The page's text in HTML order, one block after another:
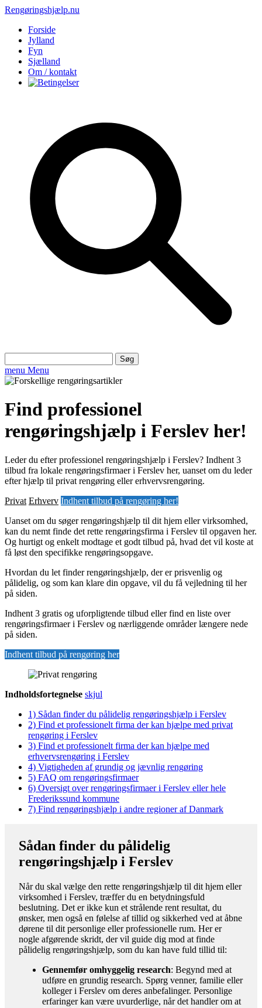
Rengøringshjælp.nu
Forside
Jylland
Fyn
Sjælland
Om / kontakt
efter:
menu Menu
Find professionel
rengøringshjælp i Ferslev her!
Leder du efter professionel rengøringshjælp i Ferslev? Indhent 3
tilbud fra lokale rengøringsfirmaer i Ferslev her, uanset om du leder
efter hjælp til privat rengøring eller erhvervsrengøring.
Privat Erhverv Indhent tilbud på rengøring her!
Uanset om du søger rengøringshjælp til dit hjem eller virksomhed,
kan du nemt finde det rette rengøringsfirma i Ferslev til opgaven her.
Og hurtigt og enkelt modtage et godt tilbud på, hvad det vil koste at
få løst den specifikke rengøringsopgave.
Hvordan du let finder rengøringshjælp, der er prisvenlig og
pålidelig, og som kan klare din opgave, vil du få vejledning til her
på siden.
Indhent 3 gratis og uforpligtende tilbud eller find en liste over
rengøringsfirmaer i Ferslev og nærliggende områder længere nede
på siden.
Indhent tilbud på rengøring her
Indholdsfortegnelse skjul
1) Sådan finder du pålidelig rengøringshjælp i Ferslev
2) Find et professionelt firma der kan hjælpe med privat
rengøring i Ferslev
3) Find et professionelt firma der kan hjælpe med
erhvervsrengøring i Ferslev
4) Vigtigheden af grundig og jævnlig rengøring
5) FAQ om rengøringsfirmaer
6) Oversigt over rengøringsfirmaer i Ferslev eller hele
Frederikssund kommune
7) Find rengøringshjælp i andre regioner af Danmark
Sådan finder du pålidelig
rengøringshjælp i Ferslev
Når du skal vælge den rette rengøringshjælp til dit hjem eller
virksomhed i Ferslev, træffer du en betydningsfuld
beslutning. Det er ikke kun et strålende rent resultat, du
ønsker, men også en følelse af tillid og sikkerhed ved at åbne
dørene til dit personlige eller professionelle rum. Her er
nogle afgørende skridt, der vil guide dig mod at finde
pålidelig rengøringshjælp, som du kan have fuld tillid til:
Gennemfør omhyggelig research: Begynd med at
udføre en grundig research. Spørg venner, familie eller
kolleger i Ferslev om deres anbefalinger. Personlige
erfaringer kan være uvurderlige, når det handler om at